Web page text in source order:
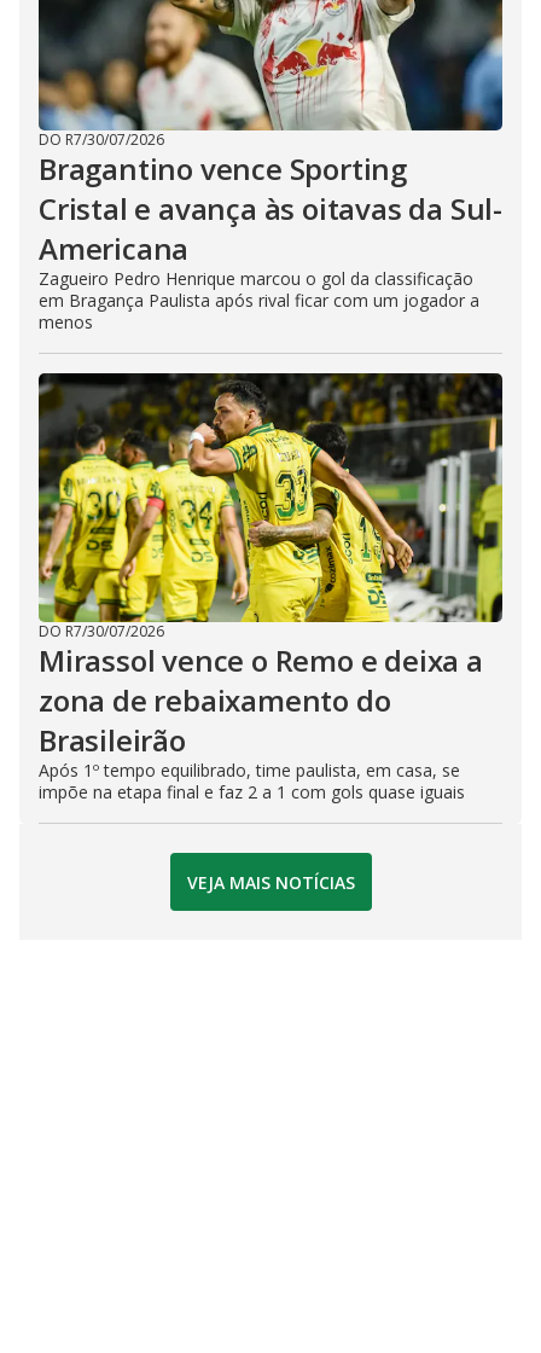
DO R7/30/07/2026
Bragantino vence Sporting
Cristal e avança às oitavas da Sul-
Americana
Zagueiro Pedro Henrique marcou o gol da classificação
em Bragança Paulista após rival ficar com um jogador a
menos
DO R7/30/07/2026
Mirassol vence o Remo e deixa a
zona de rebaixamento do
Brasileirão
Após 1º tempo equilibrado, time paulista, em casa, se
impõe na etapa final e faz 2 a 1 com gols quase iguais
VEJA MAIS NOTÍCIAS